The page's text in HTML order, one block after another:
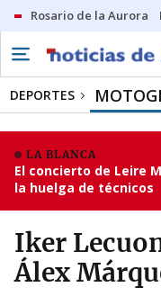
Rosario de la Aurora
DEPORTES
LA BLANCA
El concierto de Leire
la huelga de técnicos
Iker
Álex